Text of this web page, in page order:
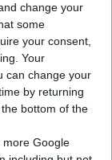
change your
some
your consent,
Your
can change your
by returning
bottom of the
more Google
Αφορμή
φαρμακοποιό
ασχολείται με
μουσικών έργων,
συγκεκριμένα
οφείλουν να